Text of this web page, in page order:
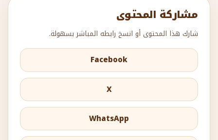
مشاركة المحتوى
شارك هذا المحتوى أو انسخ رابطه المباشر بسهولة.
Facebook
X
WhatsApp